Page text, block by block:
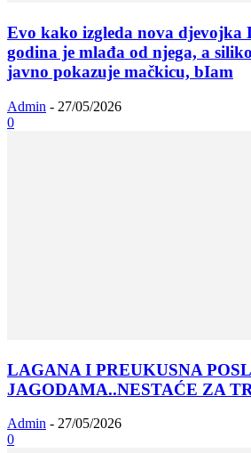
Evo kako izgleda nova djevojka
godina je mlađa od njega, a
javno pokazuje mačkicu, bIam
Admin - 27/05/2026
0
LAGANA I PREUKUSNA
JAGODAMA..NESTAĆE ZA
Admin - 27/05/2026
0